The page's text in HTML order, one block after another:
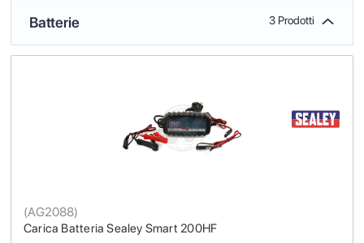
Batterie 3 Prodotti
Carica Batteria Sealey Smart 200HF
(AG2088)